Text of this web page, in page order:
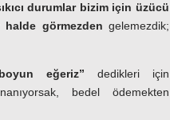
durumlar bizim için üzücü
halde görmezden gelemezdik;
eğeriz” dedikleri için
bedel ödemekten